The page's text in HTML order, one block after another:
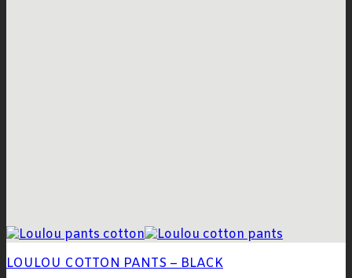
LOULOU COTTON PANTS – BLACK